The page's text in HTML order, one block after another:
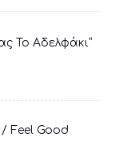
Το Αδελφάκι”
Feel Good